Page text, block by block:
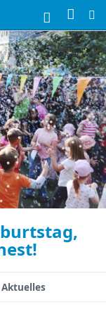
Suchbegriffe
Aktuelles